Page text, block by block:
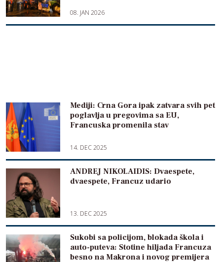
08. JAN 2026
Mediji: Crna Gora ipak zatvara svih pet
poglavlja u pregovima sa EU,
Francuska promenila stav
14. DEC 2025
ANDREJ NIKOLAIDIS: Dvaespete,
dvaespete, Francuz udario
13. DEC 2025
Sukobi sa policijom, blokada škola i
auto-puteva: Stotine hiljada Francuza
besno na Makrona i novog premijera